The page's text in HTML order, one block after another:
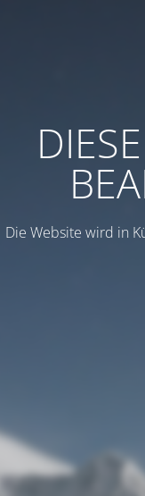
Die Website wird in